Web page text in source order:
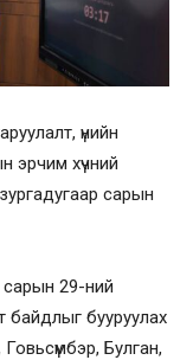
үнийн
эрчим хүчний
сарын
сарын 29-ний
байдлыг бууруулах
Булган,